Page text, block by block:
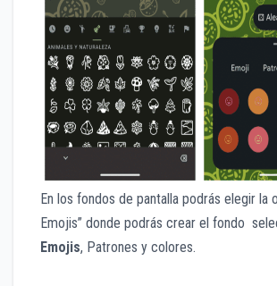
En los fondos de pantalla podrás elegir la
Emojis” donde podrás crear el fondo
Emojis, Patrones y colores.